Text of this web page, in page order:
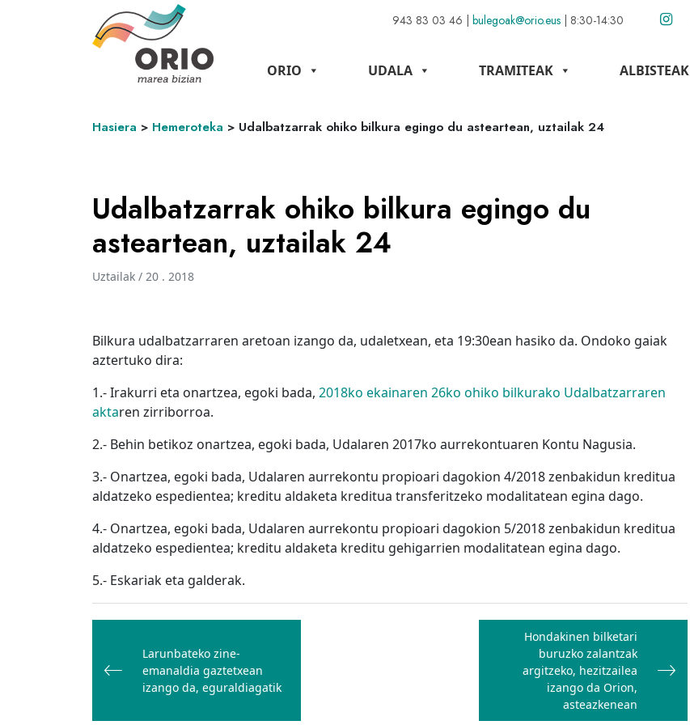
943 83 03 46 | bulegoak@orio.eus | 8:30-14:30
ORIO UDALA TRAMITEAK ALBISTEAK
Hasiera > Hemeroteka > Udalbatzarrak ohiko bilkura egingo du asteartean, uztailak 24
Udalbatzarrak ohiko bilkura egingo du
asteartean, uztailak 24
Uztailak / 20 . 2018
Bilkura udalbatzarraren aretoan izango da, udaletxean, eta 19:30ean hasiko da. Ondoko gaiak
aztertuko dira:
1.- Irakurri eta onartzea, egoki bada, 2018ko ekainaren 26ko ohiko bilkurako Udalbatzarraren
aktaren zirriborroa.
2.- Behin betikoz onartzea, egoki bada, Udalaren 2017ko aurrekontuaren Kontu Nagusia.
3.- Onartzea, egoki bada, Udalaren aurrekontu propioari dagokion 4/2018 zenbakidun kreditua
aldatzeko espedientea; kreditu aldaketa kreditua transferitzeko modalitatean egina dago.
4.- Onartzea, egoki bada, Udalaren aurrekontu propioari dagokion 5/2018 zenbakidun kreditua
aldatzeko espedientea; kreditu aldaketa kreditu gehigarrien modalitatean egina dago.
5.- Eskariak eta galderak.
Bidalketetan
zehar
nabigatu
Larunbateko zine-
emanaldia gaztetxean
izango da, eguraldiagatik
Hondakinen bilketari
buruzko zalantzak
argitzeko, hezitzailea
izango da Orion,
asteazkenean